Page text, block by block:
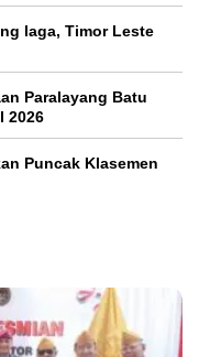
laga, Timor Leste
Paralayang Batu
2026
Puncak Klasemen